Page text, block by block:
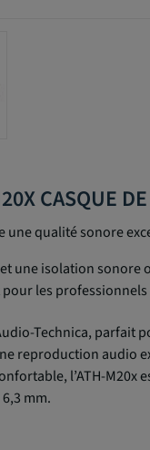
CASQUE
qualité sonore
une isolation
les
Technica,
reproduction audio
l’ATH-M20x
mm.